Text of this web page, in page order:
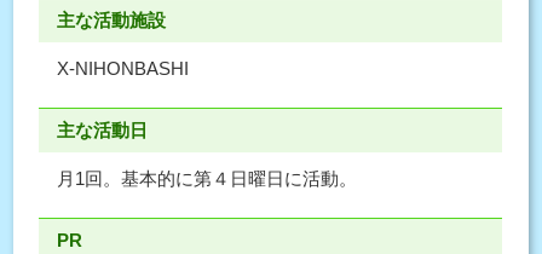
主な活動施設
X-NIHONBASHI
主な活動日
月1回。基本的に第４日曜日に活動。
PR